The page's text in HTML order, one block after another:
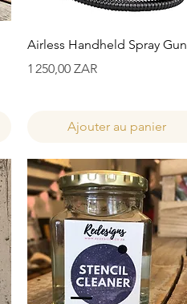
Aperçu rapide
Airless Handheld Spray Gun
Prix
1 250,00 ZAR
Ajouter au panier